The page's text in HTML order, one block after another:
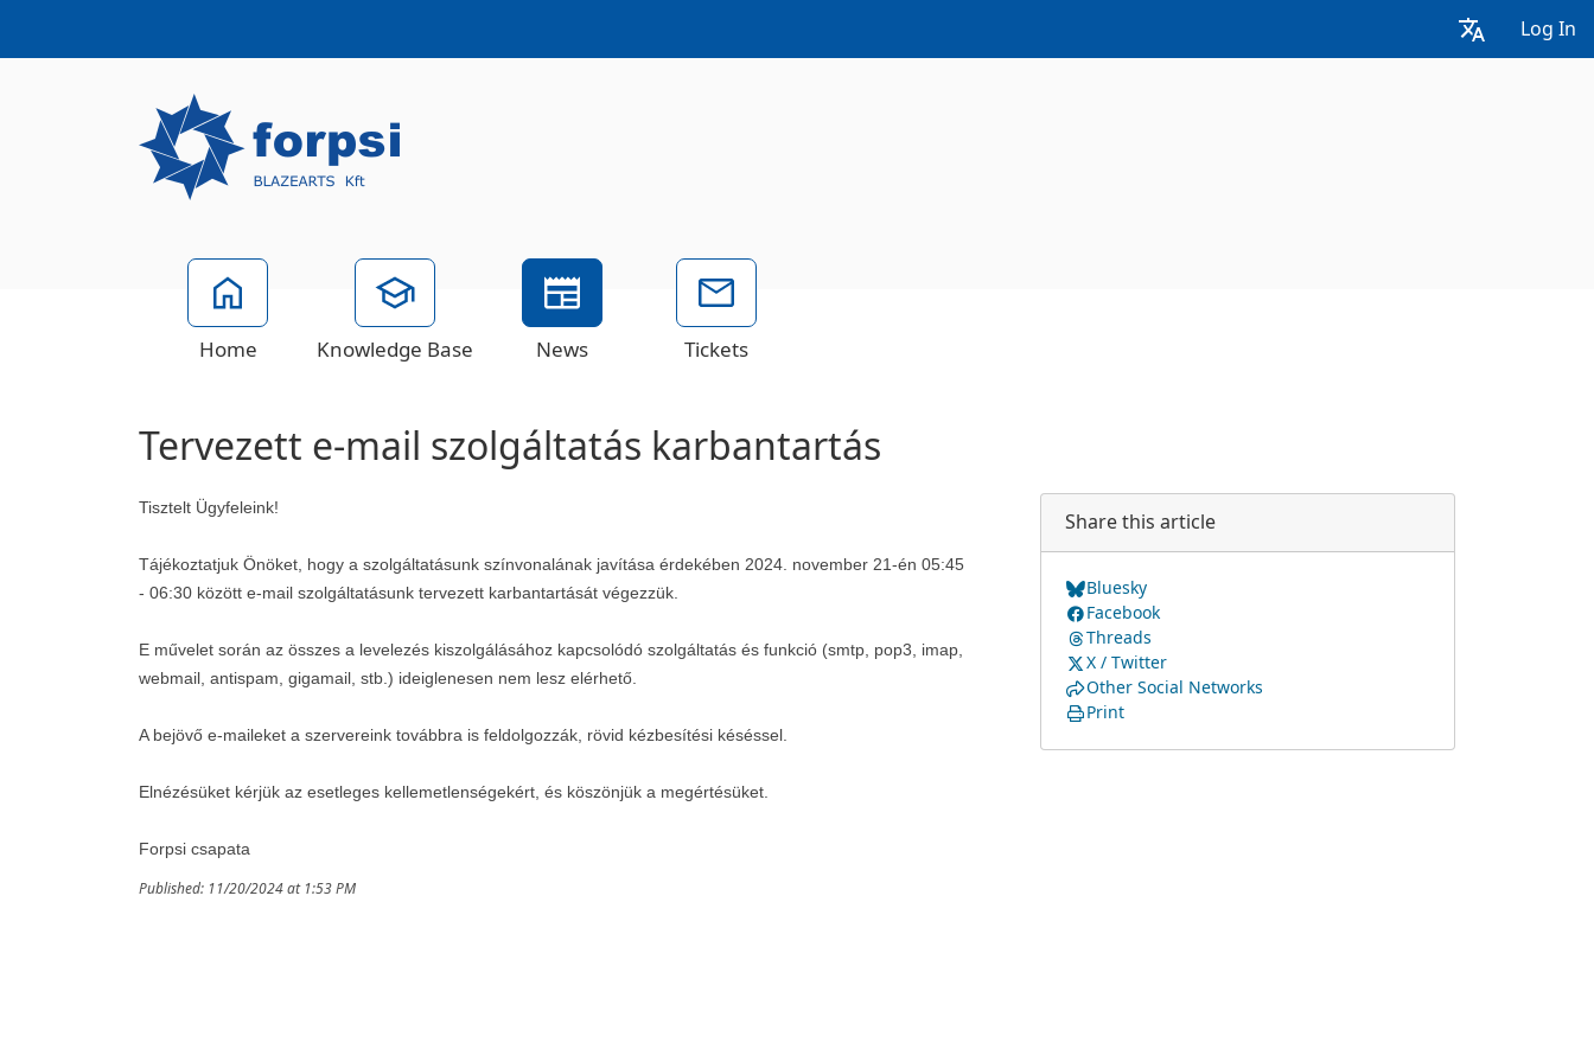
Log In
Home Knowledge Base News Tickets
Tervezett e-mail szolgáltatás karbantartás
Tisztelt Ügyfeleink!
Tájékoztatjuk Önöket, hogy a szolgáltatásunk színvonalának javítása érdekében 2024. november 21-én 05:45
- 06:30 között e-mail szolgáltatásunk tervezett karbantartását végezzük.
E művelet során az összes a levelezés kiszolgálásához kapcsolódó szolgáltatás és funkció (smtp, pop3, imap,
webmail, antispam, gigamail, stb.) ideiglenesen nem lesz elérhető.
A bejövő e-maileket a szervereink továbbra is feldolgozzák, rövid kézbesítési késéssel.
Elnézésüket kérjük az esetleges kellemetlenségekért, és köszönjük a megértésüket.
Forpsi csapata
Published: 11/20/2024 at 1:53 PM
Share this article
Bluesky
Facebook
Threads
X / Twitter
Other Social Networks
Print